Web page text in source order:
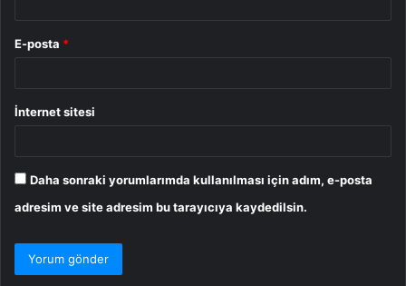
E-posta *
İnternet sitesi
Daha sonraki yorumlarımda kullanılması için adım, e-posta
adresim ve site adresim bu tarayıcıya kaydedilsin.